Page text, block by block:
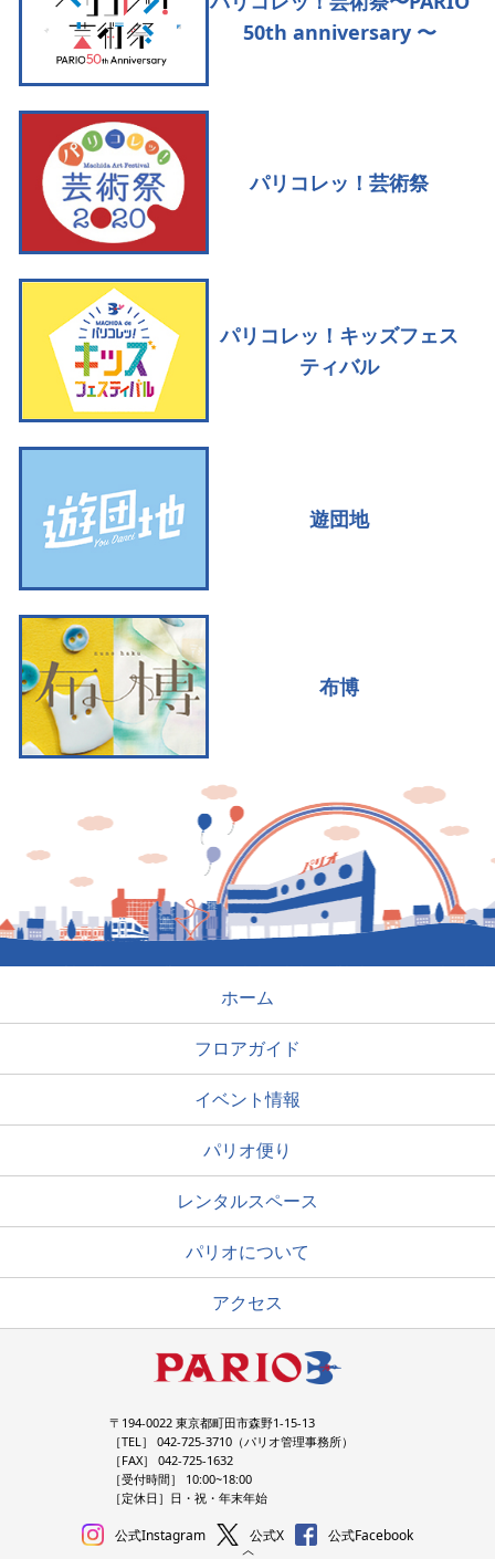
50th anniversary 〜
パリコレッ！芸術祭
パリコレッ！キッズフェス
ティバル
遊団地
布博
ホーム
フロアガイド
イベント情報
パリオ便り
レンタルスペース
パリオについて
アクセス
〒194-0022 東京都町田市森野1-15-13
［TEL］ 042-725-3710（パリオ管理事務所）
［FAX］ 042-725-1632
［受付時間］ 10:00~18:00
［定休日］日・祝・年末年始
公式Instagram 公式X 公式Facebook